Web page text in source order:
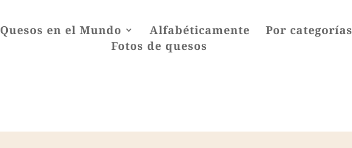
Quesos en el Mundo Alfabéticamente Por categorías
Fotos de quesos